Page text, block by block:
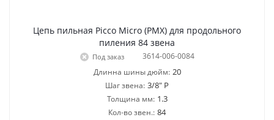
Цепь пильная Picco Micro (PMX) для продольного
пиления 84 звена
Под заказ
3614-006-0084
Длинна шины дюйм: 20
Шаг звена: 3/8" P
Толщина мм: 1.3
Кол-во звен.: 84